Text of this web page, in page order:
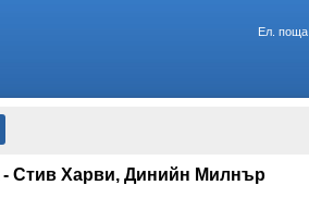
Ел. поща
- Стив Харви, Динийн Милнър